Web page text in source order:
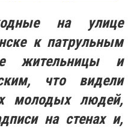
на улице
к патрульным
жительницы и
что видели
молодых людей,
на стенах и,